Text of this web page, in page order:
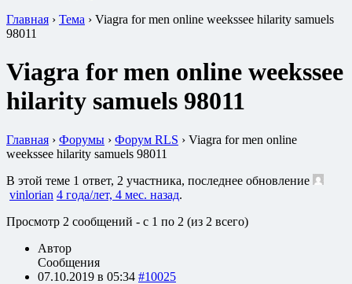
Главная › Тема › Viagra for men online weekssee hilarity samuels
98011
Viagra for men online weekssee
hilarity samuels 98011
Главная › Форумы › Форум RLS › Viagra for men online
weekssee hilarity samuels 98011
В этой теме 1 ответ, 2 участника, последнее обновление
vinlorian 4 года/лет, 4 мес. назад.
Просмотр 2 сообщений - с 1 по 2 (из 2 всего)
Автор
Сообщения
07.10.2019 в 05:34 #10025